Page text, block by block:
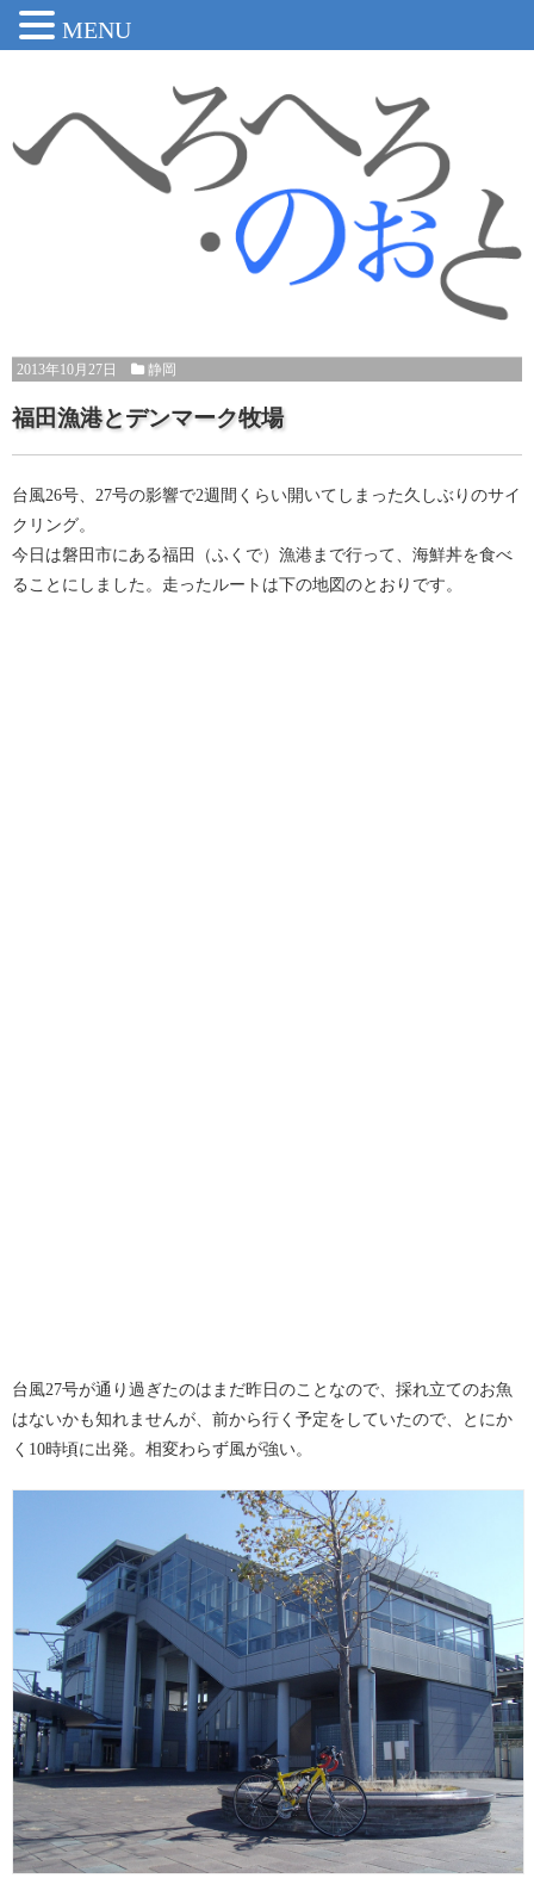
2013年10月27日 静岡
福田漁港とデンマーク牧場
台風26号、27号の影響で2週間くらい開いてしまった久しぶりのサイ
クリング。
今日は磐田市にある福田（ふくで）漁港まで行って、海鮮丼を食べ
ることにしました。走ったルートは下の地図のとおりです。
台風27号が通り過ぎたのはまだ昨日のことなので、採れ立てのお魚
はないかも知れませんが、前から行く予定をしていたので、とにか
く10時頃に出発。相変わらず風が強い。
MENU